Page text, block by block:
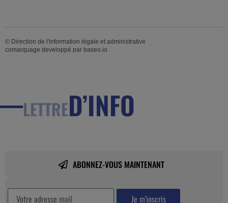
© Direction de l'information légale et administrative
comarquage developpé par baseo.io
LETTRED’INFO
ABONNEZ-VOUS MAINTENANT